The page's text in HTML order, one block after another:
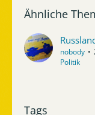
Ähnliche
nobody
Politik
Tags